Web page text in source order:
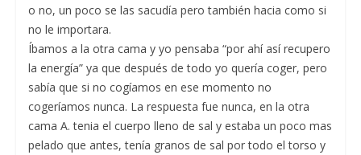
o no, un poco se las sacudía pero también hacia como si
no le importara.
Íbamos a la otra cama y yo pensaba “por ahí así recupero
la energía” ya que después de todo yo quería coger, pero
sabía que si no cogíamos en ese momento no
cogeríamos nunca. La respuesta fue nunca, en la otra
cama A. tenia el cuerpo lleno de sal y estaba un poco mas
pelado que antes, tenía granos de sal por todo el torso y